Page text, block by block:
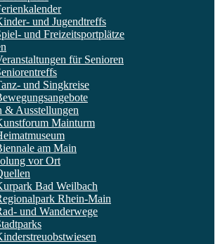
und Jugendtreffs
und Freizeitsportplätze
für Senioren
und Singkreise
& Ausstellungen
Mainturm
am Main
vor Ort
Bad Weilbach
Rhein-Main
und Wanderwege